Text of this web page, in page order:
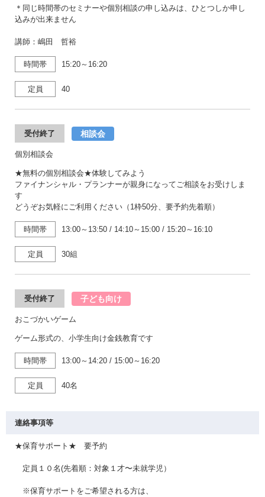
＊同じ時間帯のセミナーや個別相談の申し込みは、ひとつしか申し
込みが出来ません
講師：嶋田 哲裕
時間帯 15:20～16:20
定員 40
受付終了 相談会
個別相談会
★無料の個別相談会★体験してみよう
ファイナンシャル・プランナーが親身になってご相談をお受けしま
す
どうぞお気軽にご利用ください（1枠50分、要予約先着順）
時間帯 13:00～13:50 / 14:10～15:00 / 15:20～16:10
定員 30組
受付終了 子ども向け
おこづかいゲーム
ゲーム形式の、小学生向け金銭教育です
時間帯 13:00～14:20 / 15:00～16:20
定員 40名
連絡事項等
★保育サポート★ 要予約
定員１０名(先着順：対象１才〜未就学児）
※保育サポートをご希望される方は、